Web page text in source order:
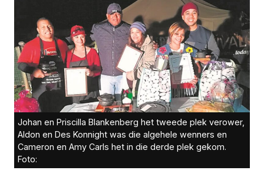
Johan en Priscilla Blankenberg het tweede plek verower,
Aldon en Des Konnight was die algehele wenners en
Cameron en Amy Carls het in die derde plek gekom.
Foto: